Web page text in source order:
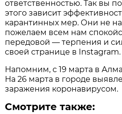
ответственностью. Так вы
этого зависит
карантинных мер. Они не
пожелаем всем нам
передовой — терпения и
своей странице в Instagram.
Напомним, с 19 марта в
На 26 марта в городе
заражения коронавирусом.
Смотрите также: